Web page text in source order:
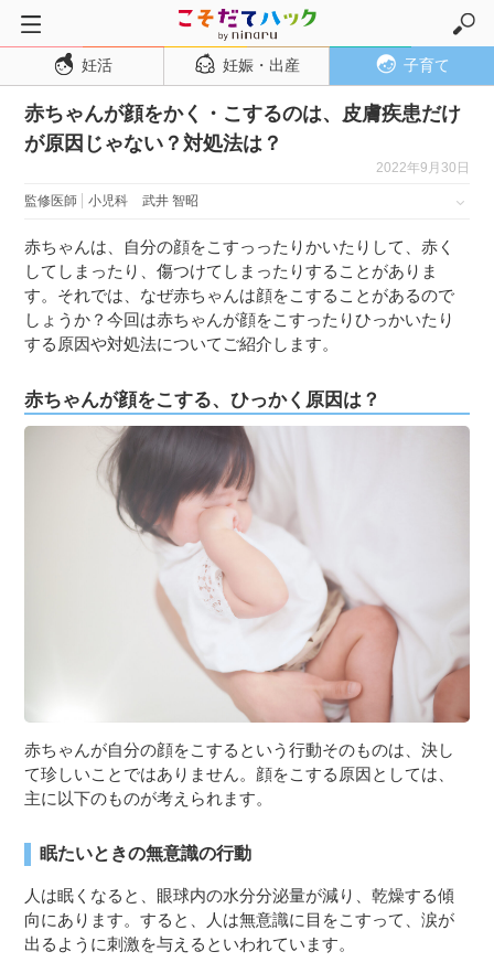
トップページ
妊活
妊娠・出産
妊娠中期
妊娠後期
出産
０歳児
妊活 妊娠・出産 子育て
赤ちゃんが顔をかく・こするのは、皮膚疾患だけ
が原因じゃない？対処法は？
2022年9月30日
監修医師 小児科 武井 智昭
赤ちゃんは、自分の顔をこすっったりかいたりして、赤く
してしまったり、傷つけてしまったりすることがありま
す。それでは、なぜ赤ちゃんは顔をこすることがあるので
しょうか？今回は赤ちゃんが顔をこすったりひっかいたり
する原因や対処法についてご紹介します。
赤ちゃんが顔をこする、ひっかく原因は？
赤ちゃんが自分の顔をこするという行動そのものは、決し
て珍しいことではありません。顔をこする原因としては、
主に以下のものが考えられます。
眠たいときの無意識の行動
人は眠くなると、眼球内の水分分泌量が減り、乾燥する傾
向にあります。すると、人は無意識に目をこすって、涙が
出るように刺激を与えるといわれています。